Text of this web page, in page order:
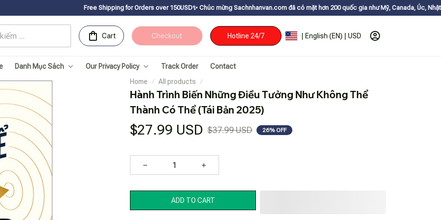
Free Shipping for Orders over 150USDㅤ✨ Chúc mừng Sachnhanvan.com đã có mặt hơn 200 quốc gia như Mỹ, Canada, Úc, Nhật, Hàn, và các nước
Cart Checkout Hotline 24/7 | English (EN) | USD
Danh Mục Sách Our Privacy Policy Track Order
Contact
Home
All products
Hành Trình Biến Những Điều Tưởng Như Không Thể
Thành Có Thể (Tái Bản 2025)
$27.99 USD $37.99 USD 26% OFF
ADD TO CART